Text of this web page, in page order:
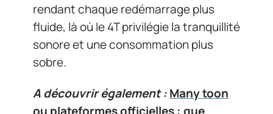
rendant chaque redémarrage plus
fluide, là où le 4T privilégie la tranquillité
sonore et une consommation plus
sobre.
A découvrir également :Many toon